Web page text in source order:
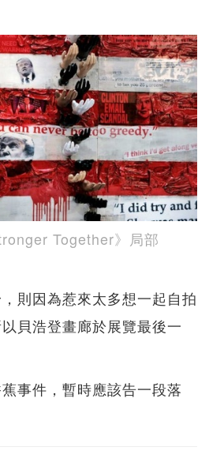
Together》局部
則因為惹來太多想一起自拍
貝浩登畫廊於展覽最後一
事件，暫時應該告一段落